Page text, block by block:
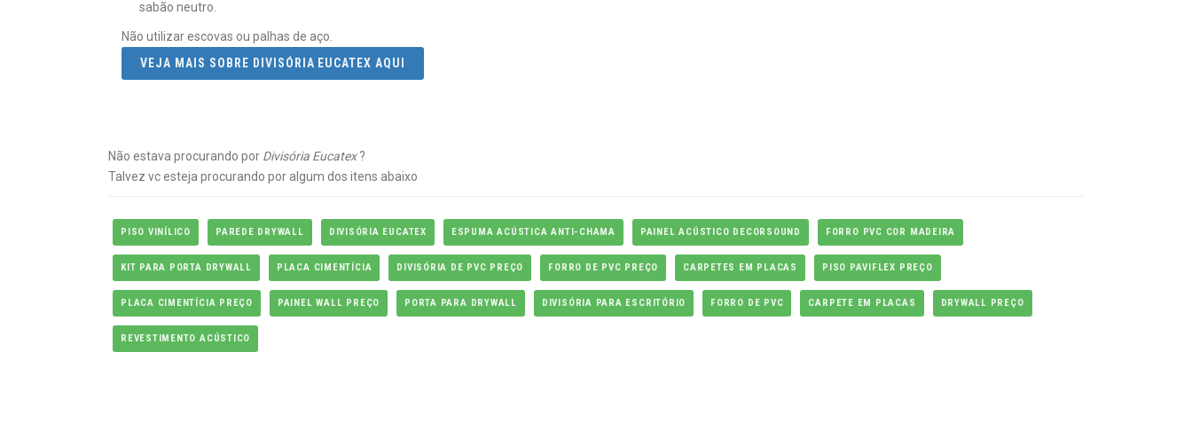
sabão neutro.
Não utilizar escovas ou palhas de aço.
VEJA MAIS SOBRE DIVISÓRIA EUCATEX AQUI
Não estava procurando por Divisória Eucatex?
Talvez vc esteja procurando por algum dos itens abaixo
PISO VINÍLICO PAREDE DRYWALL DIVISÓRIA EUCATEX ESPUMA ACÚSTICA ANTI-CHAMA PAINEL ACÚSTICO DECORSOUND FORRO PVC COR MADEIRA
KIT PARA PORTA DRYWALL PLACA CIMENTÍCIA DIVISÓRIA DE PVC PREÇO FORRO DE PVC PREÇO CARPETES EM PLACAS PISO PAVIFLEX PREÇO
PLACA CIMENTÍCIA PREÇO PAINEL WALL PREÇO PORTA PARA DRYWALL DIVISÓRIA PARA ESCRITÓRIO FORRO DE PVC CARPETE EM PLACAS DRYWALL PREÇO
REVESTIMENTO ACÚSTICO